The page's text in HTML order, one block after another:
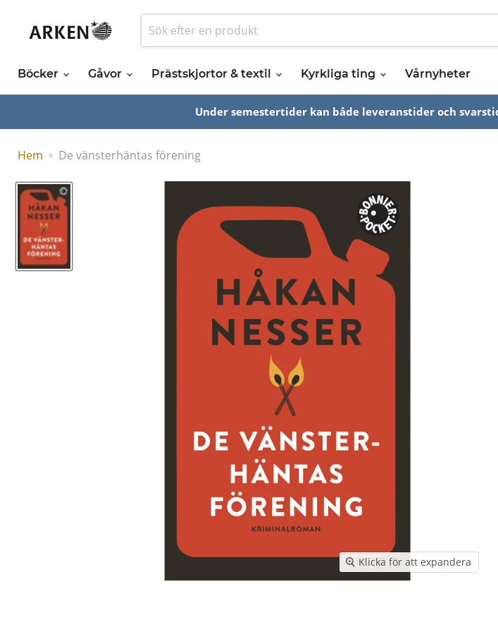
Böcker Gåvor Prästskjortor & textil Kyrkliga ting Vårnyheter
Under semestertider kan både leveranstider och
Hem De vänsterhäntas förening
Klicka för att expandera